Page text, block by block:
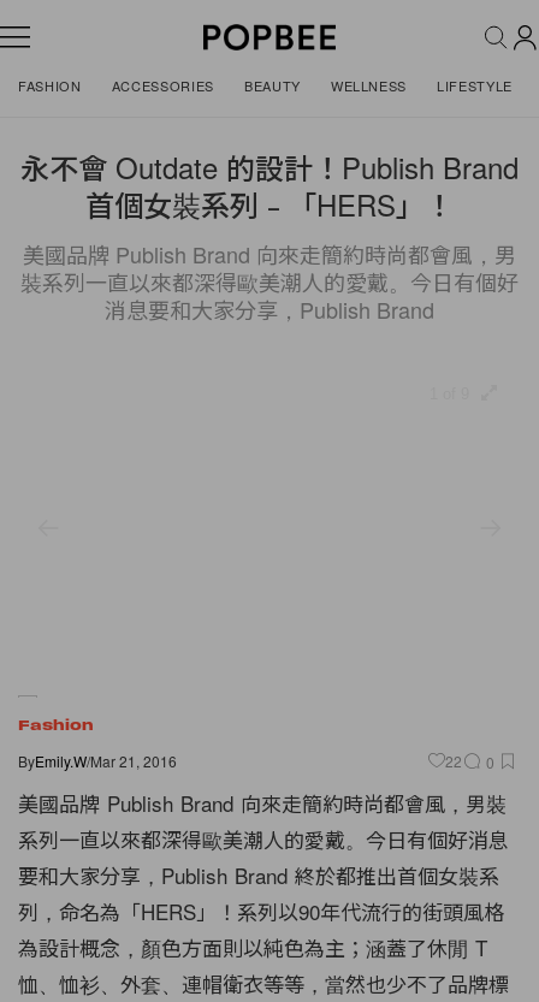
FASHION ACCESSORIES BEAUTY WELLNESS LIFESTYLE
永不會 Outdate 的設計！Publish Brand
首個女裝系列﹣「HERS」！
美國品牌 Publish Brand 向來走簡約時尚都會風，男
裝系列一直以來都深得歐美潮人的愛戴。今日有個好
消息要和大家分享，Publish Brand
Fashion
ByEmily.W/Mar 21, 2016 22 0
美國品牌 Publish Brand 向來走簡約時尚都會風，男裝
系列一直以來都深得歐美潮人的愛戴。今日有個好消息
要和大家分享，Publish Brand 終於都推出首個女裝系
列，命名為「HERS」！系列以90年代流行的街頭風格
為設計概念，顏色方面則以純色為主；涵蓋了休閒 T
恤、恤衫、外套、連帽衛衣等等，當然也少不了品牌標